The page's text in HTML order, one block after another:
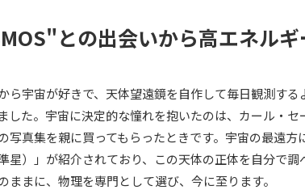
との出会いから高エネル
ら宇宙が好きで、天体望遠鏡を自作して毎日観測する
した。宇宙に決定的な憧れを抱いたのは、カール・セ
写真集を親に買ってもらったときです。宇宙の最遠方
星）」が紹介されており、この天体の正体を自分で調
ままに、物理を専門として選び、今に至ります。